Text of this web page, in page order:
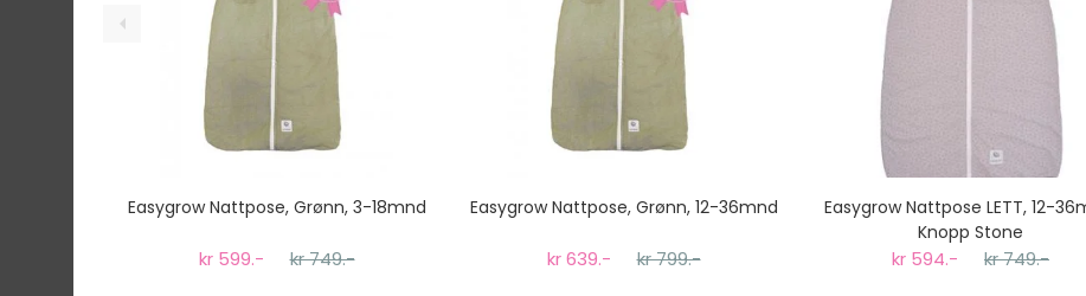
Easygrow Nattpose, Grønn, 3-18mnd
kr 599.- kr 749.-
Easygrow Nattpose, Grønn, 12-36mnd
kr 639.- kr 799.-
Easygrow Nattpose LETT, 12-
Knopp Stone
kr 594.- kr 749.-